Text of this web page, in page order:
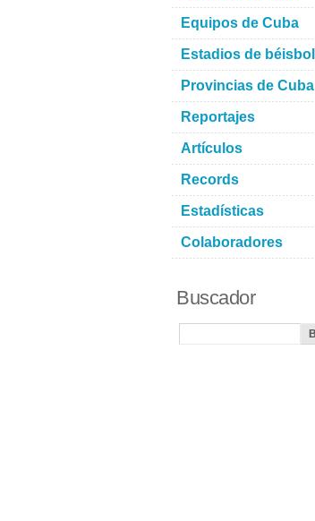
Equipos de Cuba
Estadios de béisbol
Provincias de Cuba
Reportajes
Artículos
Records
Estadísticas
Colaboradores
Buscador